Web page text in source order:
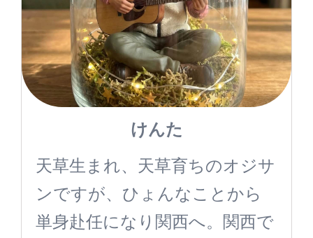
けんた
天草生まれ、天草育ちのオジサ
ンですが、ひょんなことから
単身赴任になり関西へ。関西で